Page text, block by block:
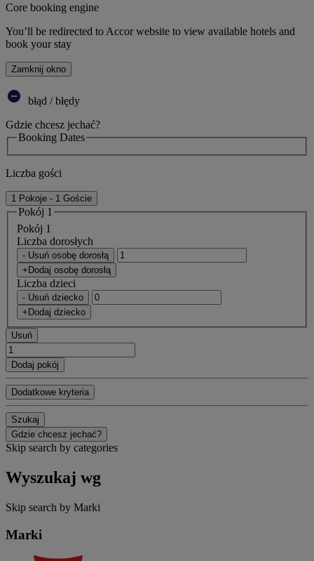
Core booking engine
You’ll be redirected to Accor website to view available hotels and
book your stay
Zamknij okno
błąd / błędy
Gdzie chcesz jechać?
Booking Dates
Liczba gości
1 Pokoje - 1 Goście
Pokój 1
Pokój 1
Liczba dorosłych
- Usuń osobę dorosłą
+Dodaj osobę dorosłą
Liczba dzieci
- Usuń dziecko
+Dodaj dziecko
Usuń
Dodaj pokój
Dodatkowe kryteria
Szukaj
Gdzie chcesz jechać?
Skip search by categories
Wyszukaj wg
Skip search by Marki
Marki